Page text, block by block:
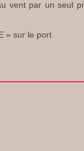
vent par un seul
» sur le port